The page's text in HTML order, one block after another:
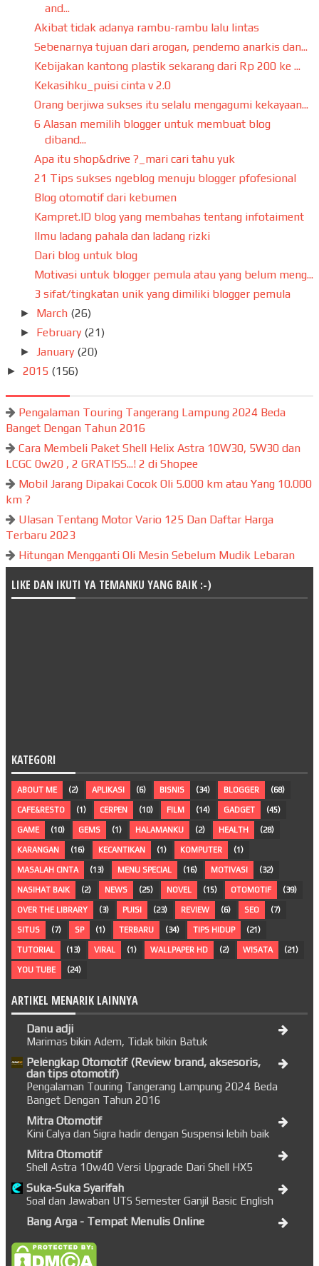
and...
Akibat tidak adanya rambu-rambu lalu lintas
Sebenarnya tujuan dari arogan, pendemo anarkis dan...
Kebijakan kantong plastik sekarang dari Rp 200 ke ...
Kekasihku_puisi cinta v 2.0
Orang berjiwa sukses itu selalu mengagumi kekayaan...
6 Alasan memilih blogger untuk membuat blog
diband...
Apa itu shop&drive ?_mari cari tahu yuk
21 Tips sukses ngeblog menuju blogger pfofesional
Blog otomotif dari kebumen
Kampret.ID blog yang membahas tentang infotaiment
Ilmu ladang pahala dan ladang rizki
Dari blog untuk blog
Motivasi untuk blogger pemula atau yang belum meng...
3 sifat/tingkatan unik yang dimiliki blogger pemula
► March (26)
► February (21)
► January (20)
► 2015 (156)
Pengalaman Touring Tangerang Lampung 2024 Beda
Banget Dengan Tahun 2016
Cara Membeli Paket Shell Helix Astra 10W30, 5W30 dan
LCGC 0w20 , 2 GRATISS...! 2 di Shopee
Mobil Jarang Dipakai Cocok Oli 5.000 km atau Yang 10.000
km ?
Ulasan Tentang Motor Vario 125 Dan Daftar Harga
Terbaru 2023
Hitungan Mengganti Oli Mesin Sebelum Mudik Lebaran
LIKE DAN IKUTI YA TEMANKU YANG BAIK :-)
KATEGORI
ABOUT ME (2) APLIKASI (6) BISNIS (34) BLOGGER (68)
CAFE&RESTO (1) CERPEN (10) FILM (14) GADGET (45)
GAME (10) GEMS (1) HALAMANKU (2) HEALTH (28)
KARANGAN (16) KECANTIKAN (1) KOMPUTER (1)
MASALAH CINTA (13) MENU SPECIAL (16) MOTIVASI (32)
NASIHAT BAIK (2) NEWS (25) NOVEL (15) OTOMOTIF (39)
OVER THE LIBRARY (3) PUISI (23) REVIEW (6) SEO (7)
SITUS (7) SP (1) TERBARU (34) TIPS HIDUP (21)
TUTORIAL (13) VIRAL (1) WALLPAPER HD (2) WISATA (21)
YOU TUBE (24)
ARTIKEL MENARIK LAINNYA
Danu adji
Marimas bikin Adem, Tidak bikin Batuk
Pelengkap Otomotif (Review brand, aksesoris,
dan tips otomotif)
Pengalaman Touring Tangerang Lampung 2024 Beda
Banget Dengan Tahun 2016
Mitra Otomotif
Kini Calya dan Sigra hadir dengan Suspensi lebih baik
Mitra Otomotif
Shell Astra 10w40 Versi Upgrade Dari Shell HX5
Suka-Suka Syarifah
Soal dan Jawaban UTS Semester Ganjil Basic English
Bang Arga - Tempat Menulis Online